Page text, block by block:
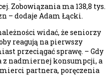
Zobowiązania ma 138,8 tys.
– dodaje Adam Łącki.
widać, że seniorzy
reagują na pierwszy
przeciągać sprawę. – Gdy
z nadmiernej konsumpcji, a
partnera, poręczenia